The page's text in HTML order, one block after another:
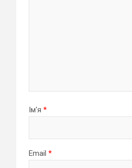
Ім'я *
Email *